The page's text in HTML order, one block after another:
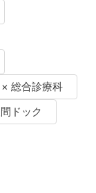
総合診療科
ドック